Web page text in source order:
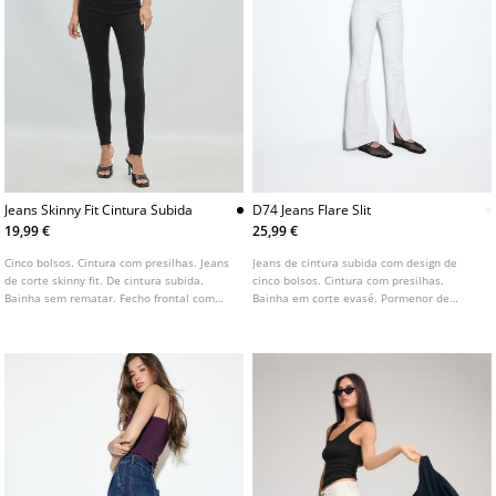
Jeans Skinny Fit Cintura Subida
19,99 €
Cinco bolsos. Cintura com presilhas. Jeans
de corte skinny fit. De cintura subida.
Bainha sem rematar. Fecho frontal com
D74 Jeans Flare Slit
25,99 €
Jeans de cintura subida com design de
cinco bolsos. Cintura com presilhas.
Bainha em corte evasé. Pormenor de
com fecho de correr e botão metálico.